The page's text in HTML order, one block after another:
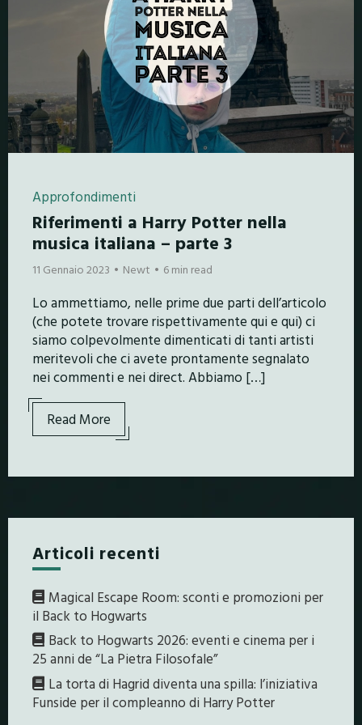
Approfondimenti
Riferimenti a Harry Potter nella
musica italiana – parte 3
11 Gennaio 2023 Newt 6 min read
Lo ammettiamo, nelle prime due parti dell’articolo
(che potete trovare rispettivamente qui e qui) ci
siamo colpevolmente dimenticati di tanti artisti
meritevoli che ci avete prontamente segnalato
nei commenti e nei direct. Abbiamo […]
Read More
Articoli recenti
Magical Escape Room: sconti e promozioni per
il Back to Hogwarts
Back to Hogwarts 2026: eventi e cinema per i
25 anni de “La Pietra Filosofale”
La torta di Hagrid diventa una spilla: l’iniziativa
Funside per il compleanno di Harry Potter